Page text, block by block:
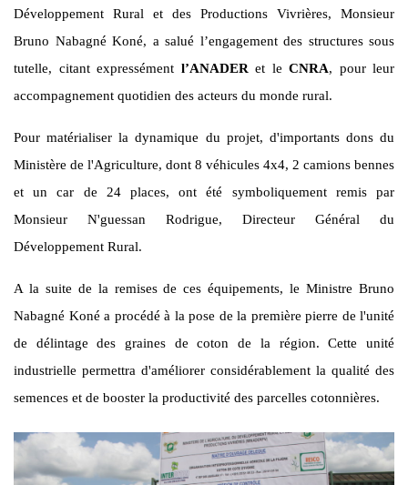
Développement Rural et des Productions Vivrières, Monsieur
Bruno Nabagné Koné, a salué l’engagement des structures sous
tutelle, citant expressément l’ANADERet le CNRA, pour leur
accompagnement quotidien des acteurs du monde rural.
Pour matérialiser la dynamique du projet, d'importants dons du
Ministère de l'Agriculture, dont 8 véhicules 4x4, 2 camions bennes
et un car de 24 places, ont été symboliquement remis par
Monsieur N'guessan Rodrigue, Directeur Général du
Développement Rural.
A la suite de la remises de ces équipements, le Ministre Bruno
Nabagné Koné a procédé à la pose de la première pierre de l'unité
de délintage des graines de coton de la région. Cette unité
industrielle permettra d'améliorer considérablement la qualité des
semences et de booster la productivité des parcelles cotonnières.